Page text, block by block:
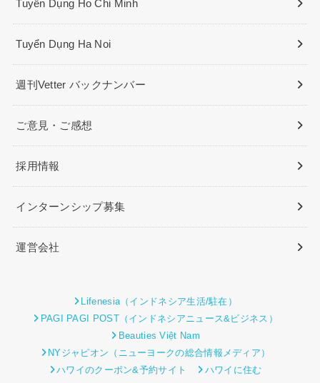
Tuyển Dụng Ho Chi Minh
Tuyển Dụng Ha Noi
週刊Vetter バックナンバー
ご意見・ご感想
採用情報
インターンシップ募集
運営会社
Lifenesia（インドネシア生活/駐在）
PAGI PAGI POST（インドネシアニュース&ビジネス）
Beauties Việt Nam
NYジャピオン（ニューヨークの総合情報メディア）
ハワイのクーポン&予約サイト
ハワイに住む